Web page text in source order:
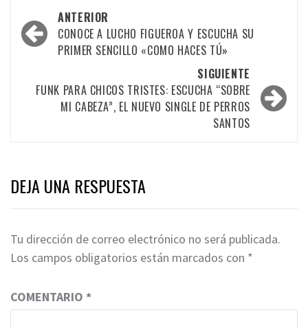
Navegación
por
entradas
ANTERIOR
CONOCE A LUCHO FIGUEROA Y ESCUCHA SU
PRIMER SENCILLO «COMO HACES TÚ»
SIGUIENTE
FUNK PARA CHICOS TRISTES: ESCUCHA “SOBRE
MI CABEZA”, EL NUEVO SINGLE DE PERROS
SANTOS
DEJA UNA RESPUESTA
Tu dirección de correo electrónico no será publicada.
Los campos obligatorios están marcados con *
COMENTARIO *